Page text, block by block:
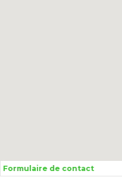
Formulaire de contact